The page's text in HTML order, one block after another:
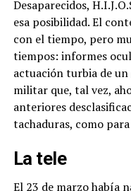
Desaparecidos,
esa posibilidad. El
con el tiempo, pero
tiempos: informes
actuación turbia de
militar que, tal vez,
anteriores
tachaduras, como
La tele
El 23 de marzo había